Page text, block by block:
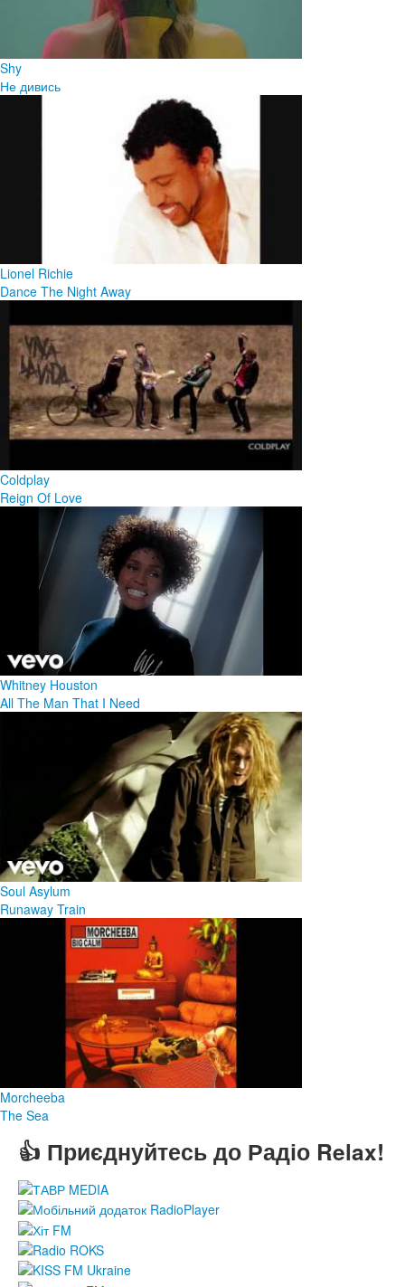
Shy
Не дивись
Lionel Richie
Dance The Night Away
Coldplay
Reign Of Love
Whitney Houston
All The Man That I Need
Soul Asylum
Runaway Train
Morcheeba
The Sea
👍 Приєднуйтесь до Радіо Relax!